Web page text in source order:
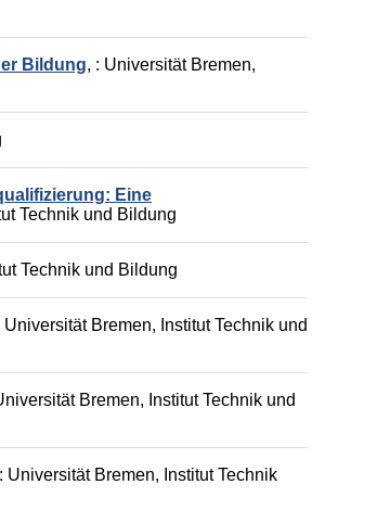
Bildung, : Universität Bremen,
Eine
Technik und Bildung
Technik und Bildung
Universität Bremen, Institut Technik und
Bremen, Institut Technik und
: Universität Bremen, Institut Technik